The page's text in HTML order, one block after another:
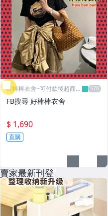
好棒棒衣舍~可付款後超商取
貨
FB搜尋 好棒棒衣舍
$ 1,690
直購
賣家最新刊登